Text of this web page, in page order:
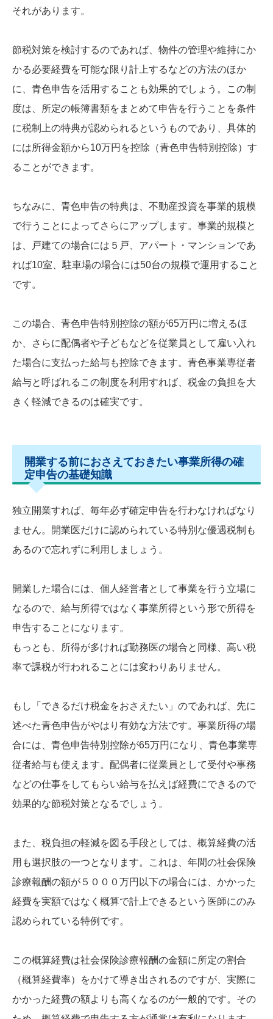
それがあります。
節税対策を検討するのであれば、物件の管理や維持にか
かる必要経費を可能な限り計上するなどの方法のほか
に、青色申告を活用することも効果的でしょう。この制
度は、所定の帳簿書類をまとめて申告を行うことを条件
に税制上の特典が認められるというものであり、具体的
には所得金額から10万円を控除（青色申告特別控除）す
ることができます。
ちなみに、青色申告の特典は、不動産投資を事業的規模
で行うことによってさらにアップします。事業的規模と
は、戸建ての場合には５戸、アパート・マンションであ
れば10室、駐車場の場合には50台の規模で運用すること
です。
この場合、青色申告特別控除の額が65万円に増えるほ
か、さらに配偶者や子どもなどを従業員として雇い入れ
た場合に支払った給与も控除できます。青色事業専従者
給与と呼ばれるこの制度を利用すれば、税金の負担を大
きく軽減できるのは確実です。
開業する前におさえておきたい事業所得の確
定申告の基礎知識
独立開業すれば、毎年必ず確定申告を行わなければなり
ません。開業医だけに認められている特別な優遇税制も
あるので忘れずに利用しましょう。
開業した場合には、個人経営者として事業を行う立場に
なるので、給与所得ではなく事業所得という形で所得を
申告することになります。
もっとも、所得が多ければ勤務医の場合と同様、高い税
率で課税が行われることには変わりありません。
もし「できるだけ税金をおさえたい」のであれば、先に
述べた青色申告がやはり有効な方法です。事業所得の場
合には、青色申告特別控除が65万円になり、青色事業専
従者給与も使えます。配偶者に従業員として受付や事務
などの仕事をしてもらい給与を払えば経費にできるので
効果的な節税対策となるでしょう。
また、税負担の軽減を図る手段としては、概算経費の活
用も選択肢の一つとなります。これは、年間の社会保険
診療報酬の額が５０００万円以下の場合には、かかった
経費を実額ではなく概算で計上できるという医師にのみ
認められている特例です。
この概算経費は社会保険診療報酬の金額に所定の割合
（概算経費率）をかけて導き出されるのですが、実際に
かかった経費の額よりも高くなるのが一般的です。その